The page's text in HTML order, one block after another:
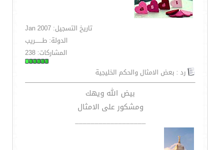
تاريخ التسجيل: Jan 2007
الدولة: طـــــــريب
المشاركات: 238
رد : بعض الامثال والحكم الخليجية
بيض الله ويهك
ومشكور على الامثال
__________________